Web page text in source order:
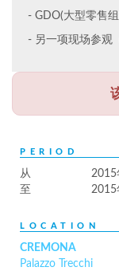
- GDO(大型零售
- 另一项现场参观
PERIOD
从
2015
至
2015
LOCATION
CREMONA
Palazzo Trecchi